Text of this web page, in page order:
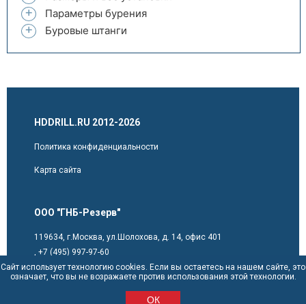
Сайт использует технологию cookies. Если вы остаетесь на нашем сайте, это
означает, что вы не возражаете против использования этой технологии.
ОК
Параметры бурения
Буровые штанги
HDDRILL.RU 2012-2026
Политика конфиденциальности
Карта сайта
ООО "ГНБ-Резерв"
119634, г.Москва, ул.Шолохова, д. 14, офис 401
, +7 (495) 997-97-60
sales@hddrill.ru